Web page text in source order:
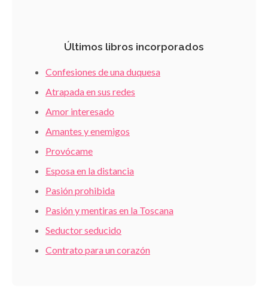
Últimos libros incorporados
Confesiones de una duquesa
Atrapada en sus redes
Amor interesado
Amantes y enemigos
Provócame
Esposa en la distancia
Pasión prohibida
Pasión y mentiras en la Toscana
Seductor seducido
Contrato para un corazón